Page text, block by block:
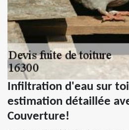
Infiltration d'eau sur
estimation détaillée
Couverture!